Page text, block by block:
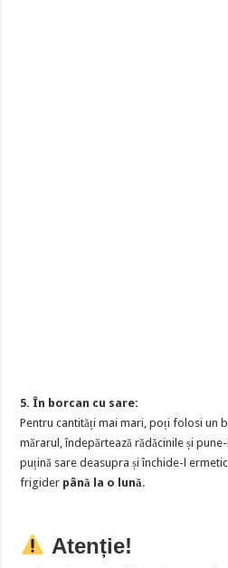
5. În borcan cu sare:
Pentru cantități mai mari, poți folosi un
mărarul, îndepărtează rădăcinile și
puțină sare deasupra și închide-l
frigider până la o lună.
Atenție!